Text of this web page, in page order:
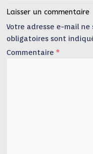
Laisser un commentaire
Votre adresse e-mail ne
obligatoires sont
Commentaire *